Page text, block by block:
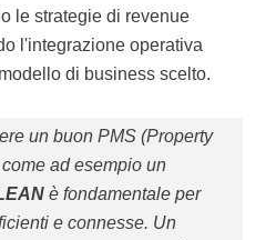
le strategie di revenue
l'integrazione operativa
di business scelto.
un buon PMS (Property
ad esempio un
è fondamentale per
e connesse. Un